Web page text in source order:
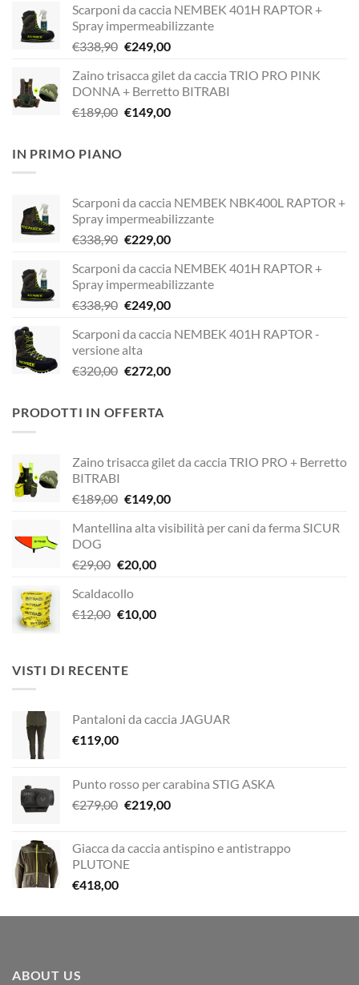
originale
era:
€338,90.
attuale
è:
€229,00.
Scarponi da caccia NEMBEK 401H RAPTOR +
Spray impermeabilizzante
€338,90 Il
originale
era:
€338,90.
€249,00Il
attuale
è:
€249,00.
Zaino trisacca gilet da caccia TRIO PRO PINK
DONNA + Berretto BITRABI
€189,00 Il
€149,00Il
IN PRIMO PIANO
Scarponi da caccia NEMBEK NBK400L RAPTOR +
Spray impermeabilizzante
€338,90 Il
originale
era:
€338,90.
€229,00Il
attuale
è:
€229,00.
Scarponi da caccia NEMBEK 401H RAPTOR +
Spray impermeabilizzante
€338,90 Il
originale
era:
€338,90.
€249,00Il
attuale
€249,00.
Scarponi da caccia NEMBEK 401H RAPTOR -
versione alta
€320,00 Il
era:
€272,00Il
PRODOTTI IN OFFERTA
Zaino trisacca gilet da caccia TRIO PRO + Berretto
BITRABI
€189,00 Il
originale
€189,00.
€149,00Il
attuale
Mantellina alta visibilità per cani da ferma SICUR
DOG
€29,00 Il
originale
era:
€20,00Il
è:
Scaldacollo
€12,00 Il
era:
€12,00.
€10,00Il
VISTI DI RECENTE
Pantaloni da caccia JAGUAR
€119,00
Punto rosso per carabina STIG ASKA
€279,00 Il
era:
€279,00.
€219,00Il
è:
Giacca da caccia antispino e antistrappo
PLUTONE
€418,00
ABOUT US